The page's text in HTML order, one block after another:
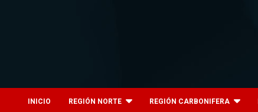
INICIO REGIÓN NORTE REGIÓN CARBONIFERA